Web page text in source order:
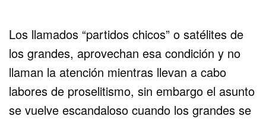
Los llamados “partidos chicos” o satélites de
los grandes, aprovechan esa condición y no
llaman la atención mientras llevan a cabo
labores de proselitismo, sin embargo el asunto
se vuelve escandaloso cuando los grandes se